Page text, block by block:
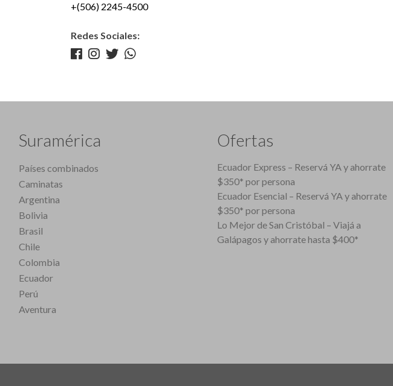
+(506) 2245-4500
Redes Sociales:
Suramérica
Países combinados
Caminatas
Argentina
Bolivia
Brasil
Chile
Colombia
Ecuador
Perú
Aventura
Ofertas
Ecuador Express – Reservá YA y ahorrate
$350* por persona
Ecuador Esencial – Reservá YA y ahorrate
$350* por persona
Lo Mejor de San Cristóbal – Viajá a
Galápagos y ahorrate hasta $400*